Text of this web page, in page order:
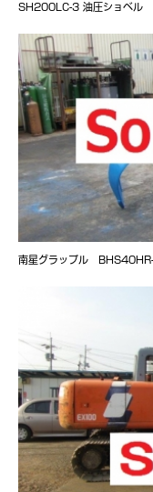
SH200LC-3 油圧ショベル
南星グラップル